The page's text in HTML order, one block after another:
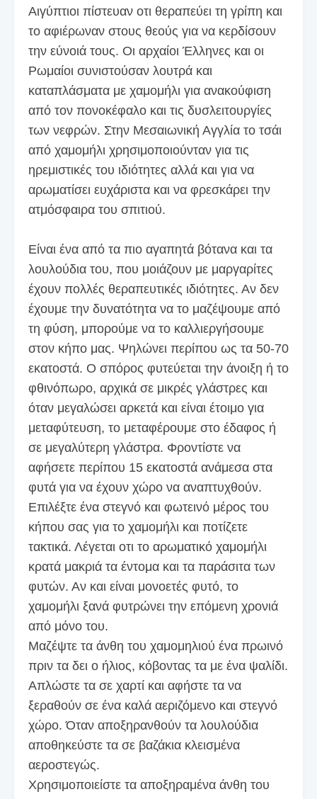
Αιγύπτιοι πίστευαν oτι θεραπεύει τη γρίπη και
το αφιέρωναν στους θεούς για να κερδίσουν
την εύνοιά τους. Οι αρχαίοι Έλληνες και οι
Ρωμαίοι συνιστούσαν λουτρά και
καταπλάσματα με χαμομήλι για ανακούφιση
από τον πονοκέφαλο και τις δυσλειτουργίες
των νεφρών. Στην Μεσαιωνική Αγγλία το τσάι
από χαμομήλι χρησιμοποιούνταν για τις
ηρεμιστικές του ιδιότητες αλλά και για να
αρωματίσει ευχάριστα και να φρεσκάρει την
ατμόσφαιρα του σπιτιού.
Είναι ένα από τα πιο αγαπητά βότανα και τα
λουλούδια του, που μοιάζουν με μαργαρίτες
έχουν πολλές θεραπευτικές ιδιότητες. Αν δεν
έχουμε την δυνατότητα να το μαζέψουμε από
τη φύση, μπορούμε να το καλλιεργήσουμε
στον κήπο μας. Ψηλώνει περίπου ως τα 50-70
εκατοστά. Ο σπόρος φυτεύεται την άνοιξη ή το
φθινόπωρο, αρχικά σε μικρές γλάστρες και
όταν μεγαλώσει αρκετά και είναι έτοιμο για
μεταφύτευση, το μεταφέρουμε στο έδαφος ή
σε μεγαλύτερη γλάστρα. Φροντίστε να
αφήσετε περίπου 15 εκατοστά ανάμεσα στα
φυτά για να έχουν χώρο να αναπτυχθούν.
Επιλέξτε ένα στεγνό και φωτεινό μέρος του
κήπου σας για το χαμομήλι και ποτίζετε
τακτικά. Λέγεται οτι το αρωματικό χαμομήλι
κρατά μακριά τα έντομα και τα παράσιτα των
φυτών. Αν και είναι μονοετές φυτό, το
χαμομήλι ξανά φυτρώνει την επόμενη χρονιά
από μόνο του.
Μαζέψτε τα άνθη του χαμομηλιού ένα πρωινό
πριν τα δει ο ήλιος, κόβοντας τα με ένα ψαλίδι.
Απλώστε τα σε χαρτί και αφήστε τα να
ξεραθούν σε ένα καλά αεριζόμενο και στεγνό
χώρο. Όταν αποξηρανθούν τα λουλούδια
αποθηκεύστε τα σε βαζάκια κλεισμένα
αεροστεγώς.
Χρησιμοποιείστε τα αποξηραμένα άνθη του